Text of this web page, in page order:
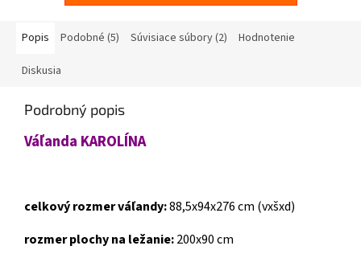
Popis Podobné (5) Súvisiace súbory (2) Hodnotenie
Diskusia
Podrobný popis
Váľanda KAROLÍNA
celkový rozmer váľandy:88,5x94x276 cm (vxšxd)
rozmer plochy na ležanie:200x90 cm